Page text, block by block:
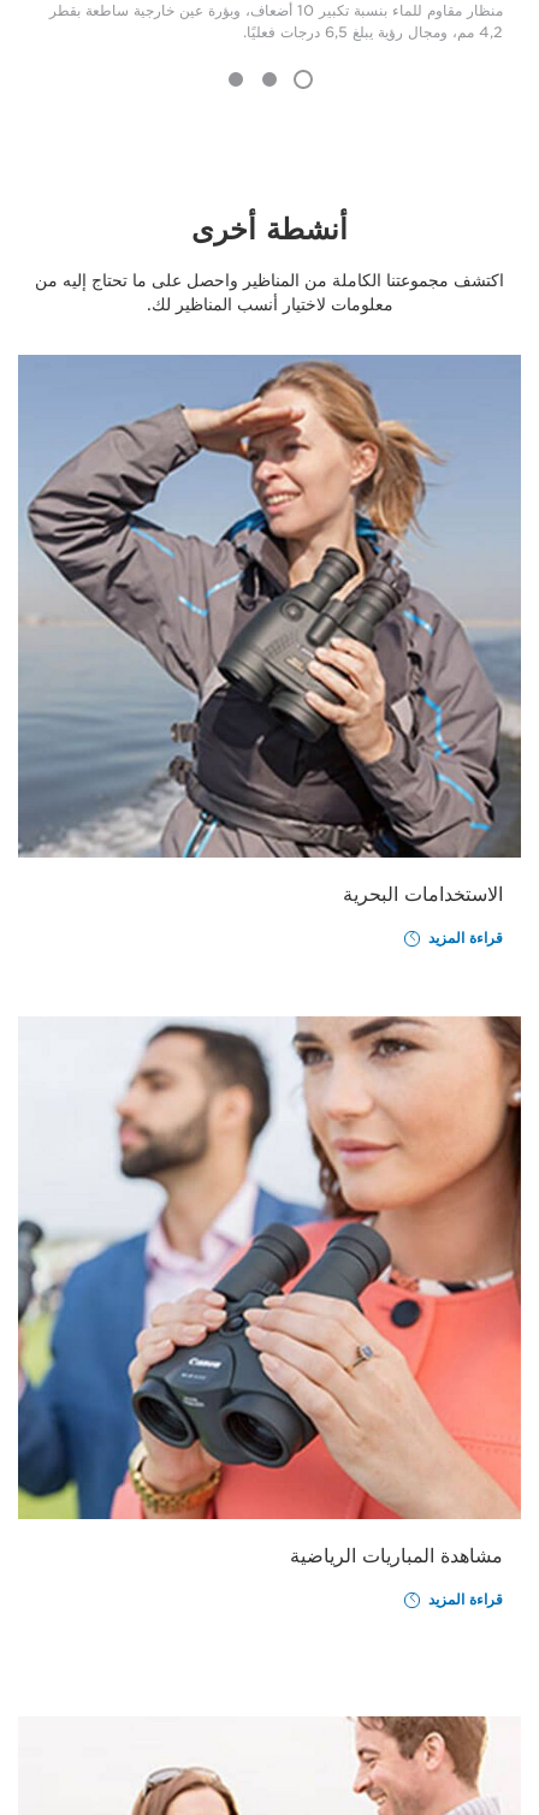
منظار مقاوم للماء بنسبة تكبير 10 أضعاف، وبؤرة عين خارجية ساطعة بقطر
4,2 مم، ومجال رؤية يبلغ 6,5 درجات فعليًا.
أنشطة أخرى
اكتشف مجموعتنا الكاملة من المناظير واحصل على ما تحتاج إليه من
معلومات لاختيار أنسب المناظير لك.
الاستخدامات البحرية
قراءة المزيد
مشاهدة المباريات الرياضية
قراءة المزيد